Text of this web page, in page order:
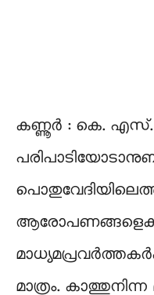
കണ്ണൂർ : കെ. എസ്.
മാത്രം.